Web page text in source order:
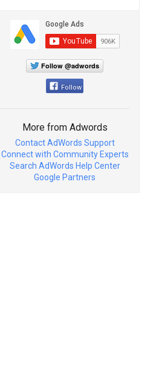
Follow @adwords
Follow
More from Adwords
Contact AdWords Support
Connect with Community Experts
Search AdWords Help Center
Google Partners